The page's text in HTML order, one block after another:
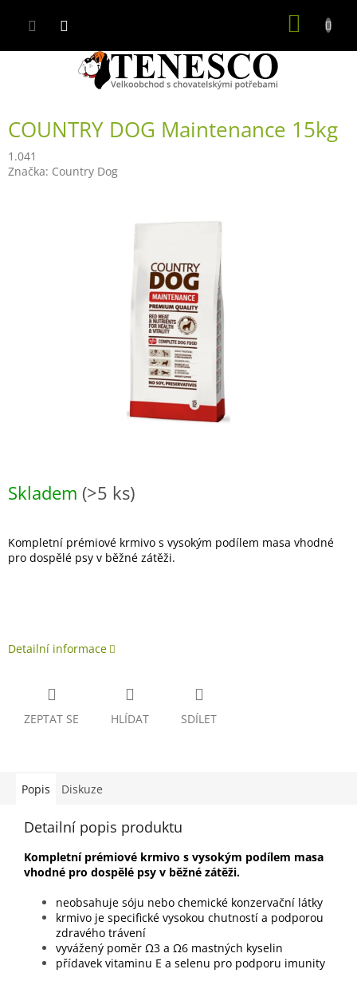
COUNTRY DOG Maintenance 15kg
1.041
Značka: Country Dog
Skladem (>5 ks)
Kompletní prémiové krmivo s vysokým podílem masa vhodné
pro dospělé psy v běžné zátěži.
Detailní informace
ZEPTAT SE HLÍDAT SDÍLET
Popis Diskuze
Detailní popis produktu
Kompletní prémiové krmivo s vysokým podílem masa
vhodné pro dospělé psy v běžné zátěži.
neobsahuje sóju nebo chemické konzervační látky
krmivo je specifické vysokou chutností a podporou
zdravého trávení
vyvážený poměr Ω3 a Ω6 mastných kyselin
přídavek vitaminu E a selenu pro podporu imunity